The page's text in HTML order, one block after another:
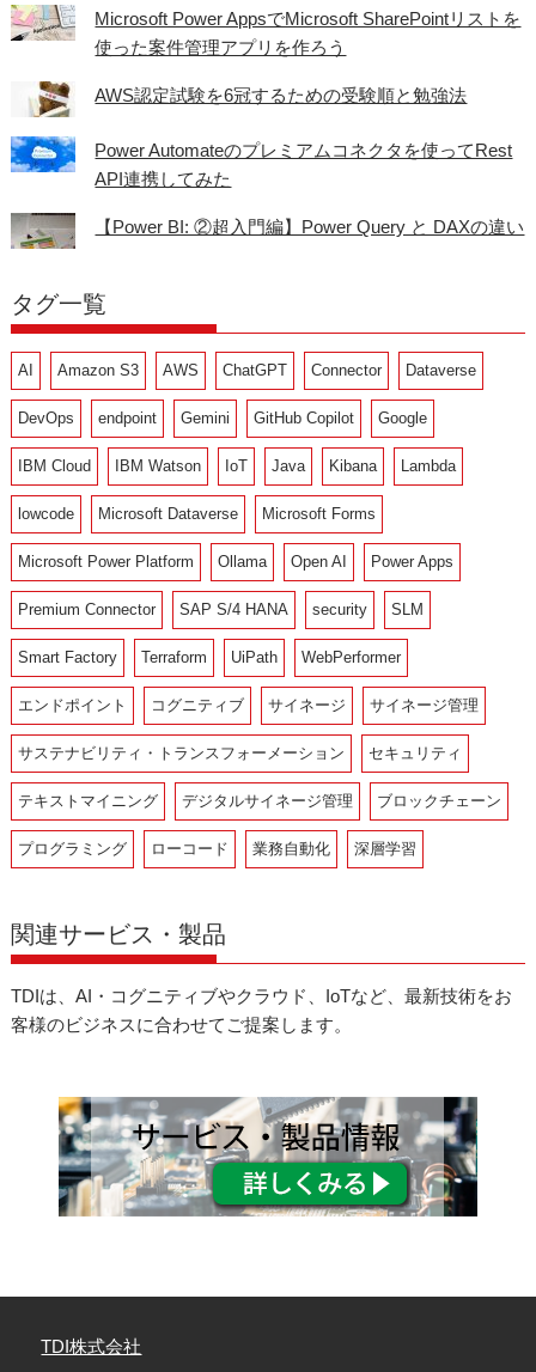
Microsoft Power AppsでMicrosoft SharePointリストを
使った案件管理アプリを作ろう
AWS認定試験を6冠するための受験順と勉強法
Power Automateのプレミアムコネクタを使ってRest
API連携してみた
【Power BI: ②超入門編】Power Query と DAXの違い
タグ一覧
AI Amazon S3 AWS ChatGPT Connector Dataverse
DevOps endpoint Gemini GitHub Copilot Google
IBM Cloud IBM Watson IoT Java Kibana Lambda
lowcode Microsoft Dataverse Microsoft Forms
Microsoft Power Platform Ollama Open AI Power Apps
Premium Connector SAP S/4 HANA security SLM
Smart Factory Terraform UiPath WebPerformer
エンドポイント コグニティブ サイネージ サイネージ管理
サステナビリティ・トランスフォーメーション セキュリティ
テキストマイニング デジタルサイネージ管理 ブロックチェーン
プログラミング ローコード 業務自動化 深層学習
関連サービス・製品
TDIは、AI・コグニティブやクラウド、IoTなど、最新技術をお
客様のビジネスに合わせてご提案します。
TDI株式会社